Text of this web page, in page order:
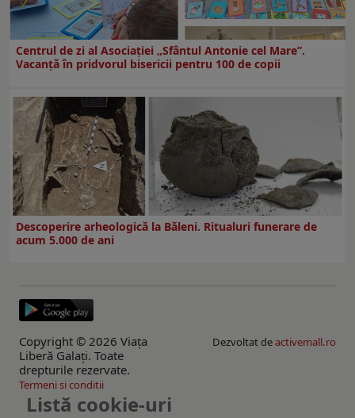
Centrul de zi al Asociației „Sfântul Antonie cel Mare”.
Vacanță în pridvorul bisericii pentru 100 de copii
Descoperire arheologică la Băleni. Ritualuri funerare de
acum 5.000 de ani
Copyright © 2026 Viaţa
Liberă Galaţi. Toate
drepturile rezervate.
Dezvoltat deactivemall.ro
Termeni si conditii
Listă cookie-uri